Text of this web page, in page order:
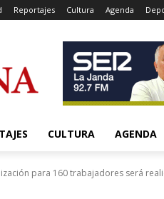
Reportajes Cultura Agenda
CULTURA AGENDA
para 160 trabajadores será